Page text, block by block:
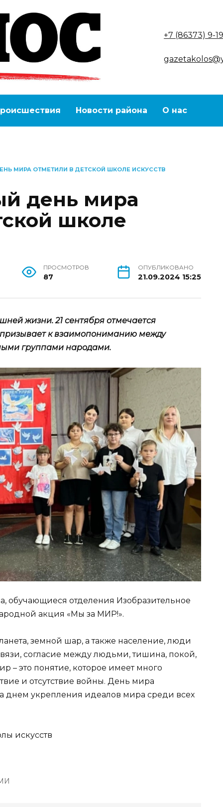
+7 (86373) 9-
Новости района О нас
МИРА ОТМЕТИЛИ В ДЕТСКОЙ ШКОЛЕ ИСКУССТВ
день мира
школе
ПРОСМОТРОВ
87
ОПУБЛИКОВАНО
21.09.2024 15:25
жизни. 21 сентября отмечается
к взаимопониманию между
группами народами.
обучающиеся отделения Изобразительное
акция «Мы за МИР!».
земной шар, а также население, люди
согласие между людьми, тишина, покой,
это понятие, которое имеет много
и отсутствие войны. День мира
днем укрепления идеалов мира среди всех
искусств